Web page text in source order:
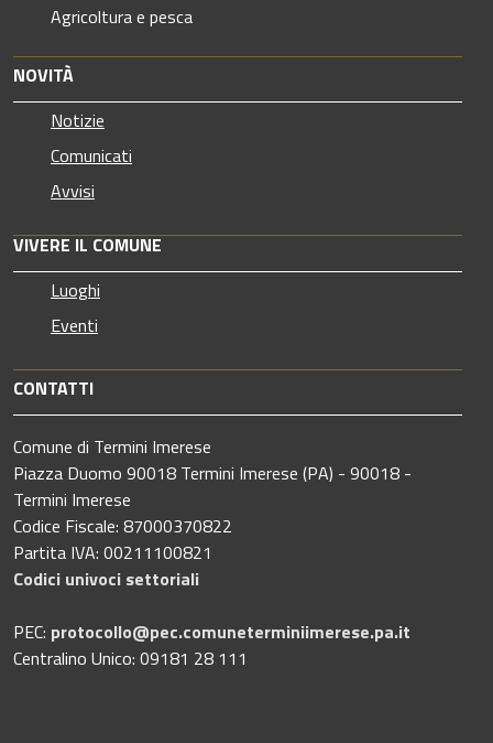
Agricoltura e pesca
NOVITÀ
Notizie
Comunicati
Avvisi
VIVERE IL COMUNE
Luoghi
Eventi
CONTATTI
Comune di Termini Imerese
Piazza Duomo 90018 Termini Imerese (PA) - 90018 -
Termini Imerese
Codice Fiscale: 87000370822
Partita IVA: 00211100821
Codici univoci settoriali
PEC: protocollo@pec.comuneterminiimerese.pa.it
Centralino Unico: 09181 28 111